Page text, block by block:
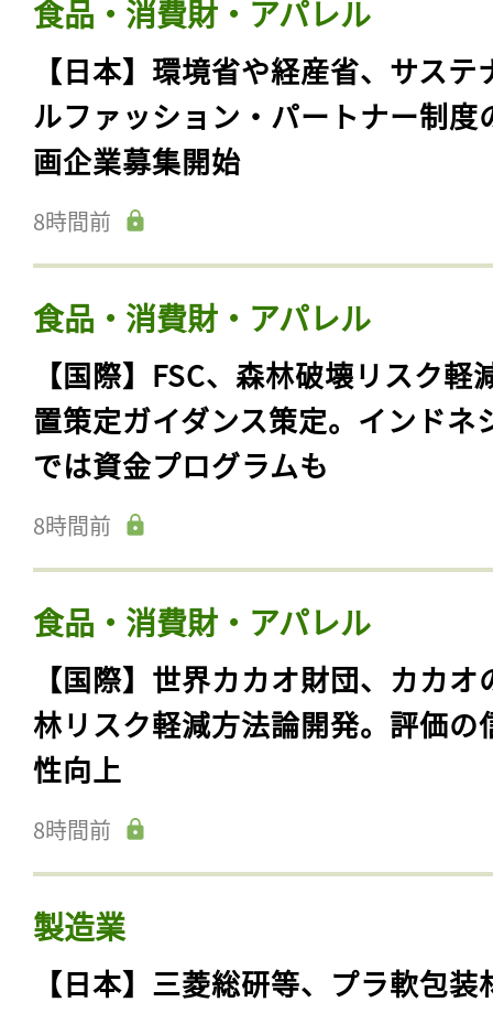
食品・消費財・アパレル
【日本】環境省や経産省、サステ
ルファッション・パートナー制度
画企業募集開始
8時間前
食品・消費財・アパレル
【国際】FSC、森林破壊リスク軽
置策定ガイダンス策定。インドネ
では資金プログラムも
8時間前
食品・消費財・アパレル
【国際】世界カカオ財団、カカオ
林リスク軽減方法論開発。評価の
性向上
8時間前
製造業
【日本】三菱総研等、プラ軟包装